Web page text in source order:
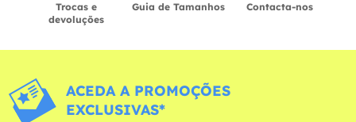
Trocas e
devoluções
Guia de Tamanhos Contacta-nos
ACEDA A PROMOÇÕES
EXCLUSIVAS*